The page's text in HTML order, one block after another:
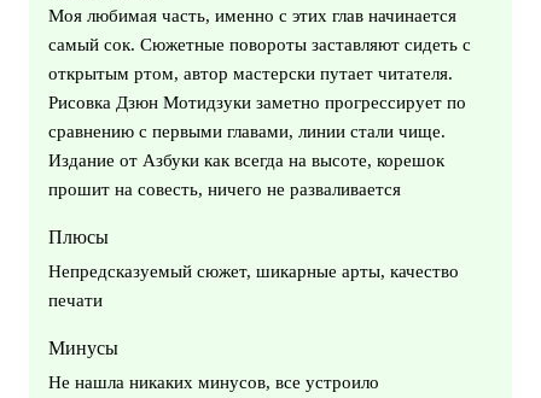
Моя любимая часть, именно с этих глав начинается
самый сок. Сюжетные повороты заставляют сидеть с
открытым ртом, автор мастерски путает читателя.
Рисовка Дзюн Мотидзуки заметно прогрессирует по
сравнению с первыми главами, линии стали чище.
Издание от Азбуки как всегда на высоте, корешок
прошит на совесть, ничего не разваливается
Плюсы
Непредсказуемый сюжет, шикарные арты, качество
печати
Минусы
Не нашла никаких минусов, все устроило